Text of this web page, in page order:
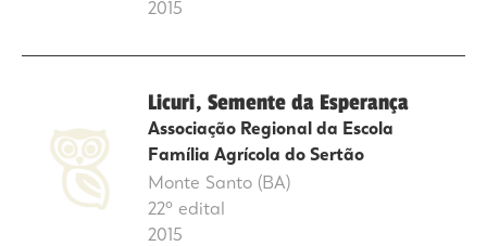
2015
Licuri, Semente da Esperança
Associação Regional da Escola
Família Agrícola do Sertão
Monte Santo (BA)
22º edital
2015